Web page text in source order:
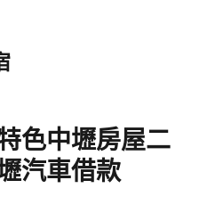
色中壢房屋二
汽車借款